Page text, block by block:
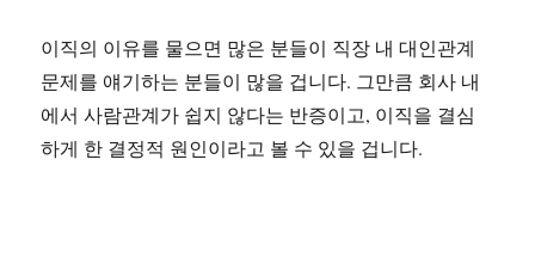
이직의 이유를 물으면 많은 분들이 직장 내 대인관계
문제를 얘기하는 분들이 많을 겁니다. 그만큼 회사 내
에서 사람관계가 쉽지 않다는 반증이고, 이직을 결심
하게 한 결정적 원인이라고 볼 수 있을 겁니다.